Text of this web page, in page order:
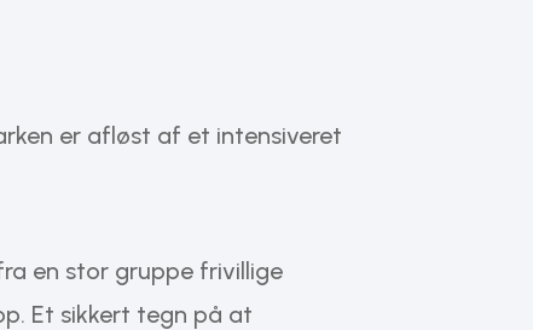
er afløst af et intensiveret
en stor gruppe frivillige
Et sikkert tegn på at